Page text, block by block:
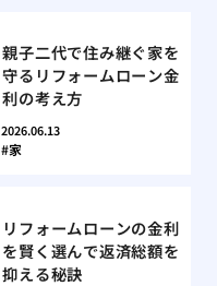
親子二代で住み継ぐ家を
守るリフォームローン金
利の考え方
2026.06.13
家
リフォームローンの金利
を賢く選んで返済総額を
抑える秘訣